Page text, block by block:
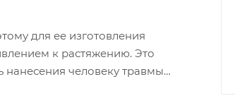
для ее изготовления
к растяжению. Это
человеку травмы